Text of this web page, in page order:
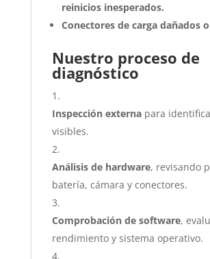
reinicios inesperados.
Conectores de carga dañados
Nuestro proceso de
diagnóstico
Inspección externapara
visibles.
Análisis de hardware, revisando
batería, cámara y conectores.
Comprobación de software,
rendimiento y sistema operativo.